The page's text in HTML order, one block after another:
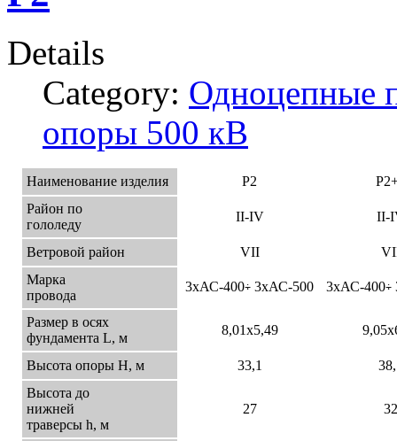
Details
Category: Одноцепные
опоры 500 кВ
Наименование изделия Р2
Район по
гололеду
II-IV II-
Ветровой район VII
Марка
провода
3хАС-400÷ 3хАС-500 3хАС-400÷
Размер в осях
фундамента L, м
8,01х5,49
Высота опоры Н, м 33,1
Высота до
нижней
траверсы h, м
27 32